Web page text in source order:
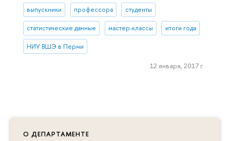
О ДЕПАРТАМЕНТЕ
выпускники профессора студенты
статистические данные мастер-классы итоги года
НИУ ВШЭ в Перми
12 января, 2017 г.